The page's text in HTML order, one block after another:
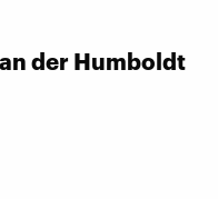
der Humboldt